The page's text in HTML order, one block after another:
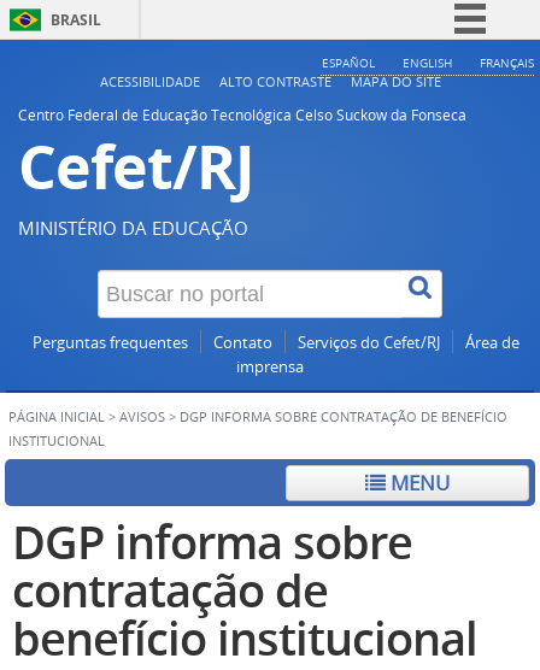
BRASIL
Simplifique!
ESPAÑOL ENGLISH FRANÇAIS
ACESSIBILIDADE ALTO CONTRASTE
MAPA DO SITE
Centro Federal de Educação Tecnológica Celso Suckow da Fonseca
Cefet/RJ
MINISTÉRIO DA EDUCAÇÃO
Perguntas frequentes Contato Serviços do Cefet/RJ
Área de
imprensa
PÁGINA INICIAL > AVISOS > DGP INFORMA SOBRE CONTRATAÇÃO DE BENEFÍCIO
INSTITUCIONAL
MENU
DGP informa sobre
contratação de
benefício institucional